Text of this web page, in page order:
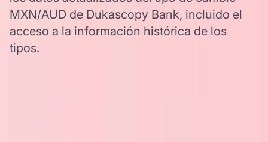
MXN/AUD de Dukascopy Bank, incluido el
acceso a la información histórica de los
tipos.